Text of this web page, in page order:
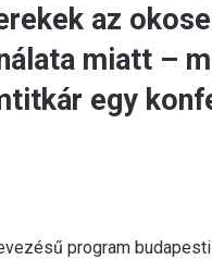
az
miatt –
egy
program